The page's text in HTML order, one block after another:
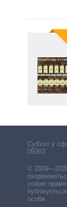
Cуб'єкт у
05063
©
собою право
особи.